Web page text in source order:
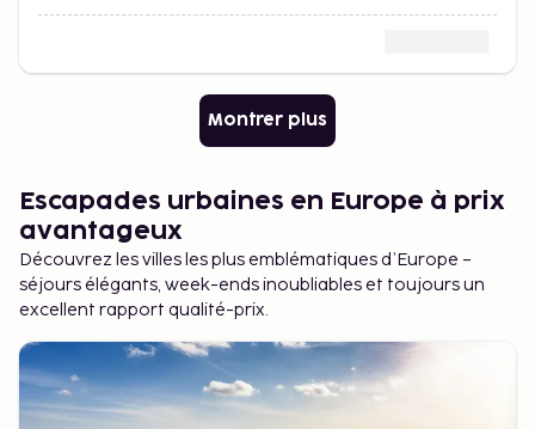
Montrer plus
Escapades urbaines en Europe à prix
avantageux
Découvrez les villes les plus emblématiques d’Europe –
séjours élégants, week-ends inoubliables et toujours un
excellent rapport qualité-prix.